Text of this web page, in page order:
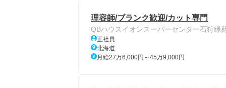
理容師/ブランク歓迎/カット専門
QBハウスイオンスーパーセンター石狩緑
正社員
北海道
月給27万6,000円～45万9,000円